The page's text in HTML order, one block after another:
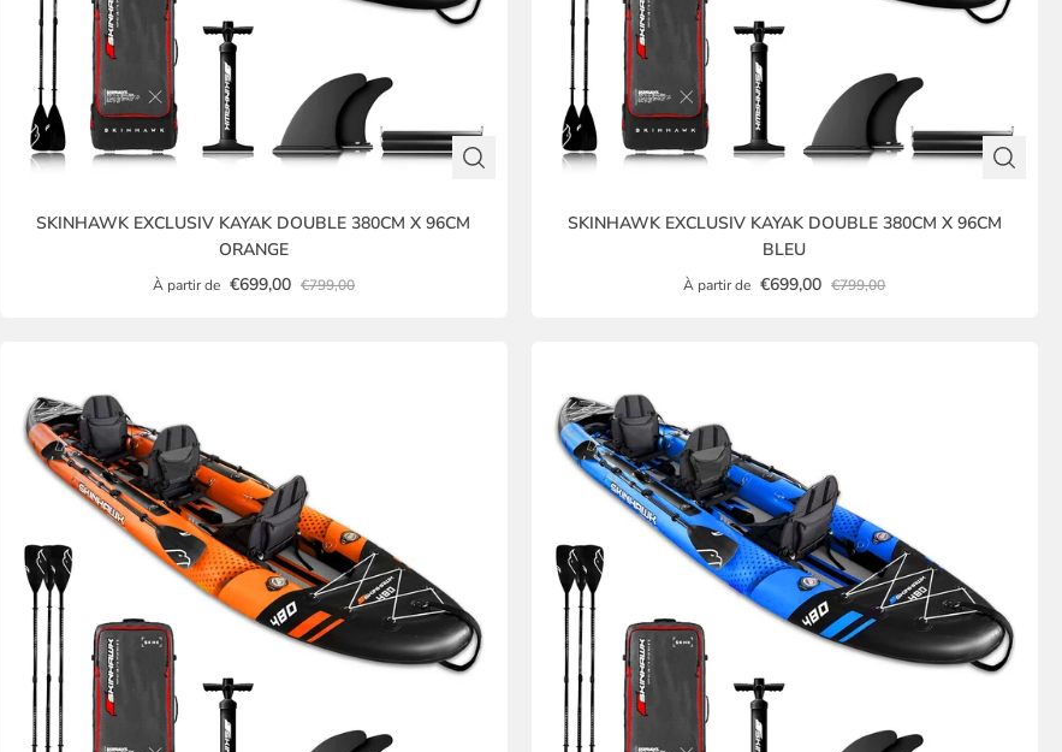
SKINHAWK EXCLUSIV KAYAK DOUBLE 380CM X 96CM
ORANGE
À partir de €699,00 €799,00
SKINHAWK EXCLUSIV KAYAK DOUBLE 380CM X 96CM
BLEU
À partir de €699,00 €799,00